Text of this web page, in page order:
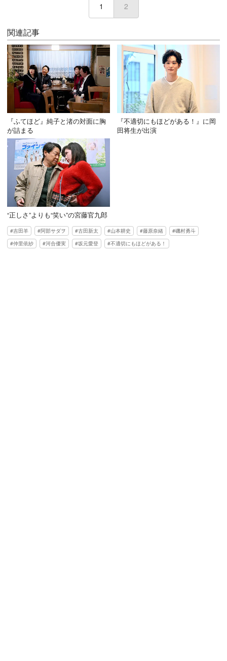
1 2
関連記事
『ふてほど』純子と渚の対面に胸
が詰まる
『不適切にもほどがある！』に岡
田将生が出演
“正しさ”よりも“笑い”の宮藤官九郎
吉田羊 阿部サダヲ 古田新太 山本耕史 藤原奈緒
磯村勇斗
仲里依紗
河合優実 坂元愛登 不適切にもほどがある！